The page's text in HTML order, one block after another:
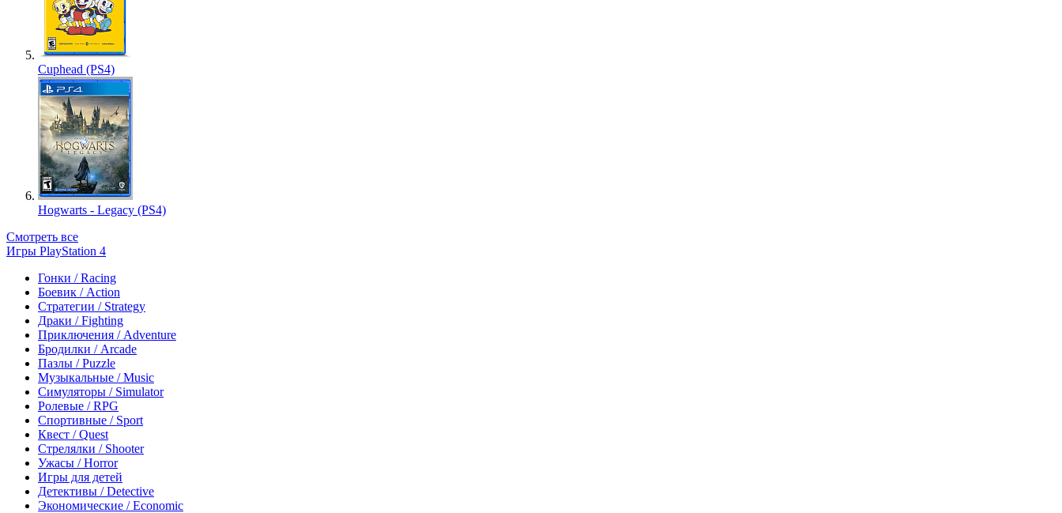
Cuphead (PS4)
Hogwarts - Legacy (PS4)
Смотреть все
Игры PlayStation 4
Гонки / Racing
Боевик / Action
Стратегии / Strategy
Драки / Fighting
Приключения / Adventure
Бродилки / Arcade
Пазлы / Puzzle
Музыкальные / Music
Симуляторы / Simulator
Ролевые / RPG
Спортивные / Sport
Квест / Quest
Стрелялки / Shooter
Ужасы / Horror
Игры для детей
Детективы / Detective
Экономические / Economic